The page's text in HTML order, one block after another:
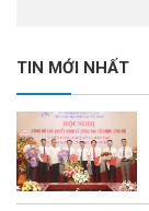
TIN MỚI NHẤT